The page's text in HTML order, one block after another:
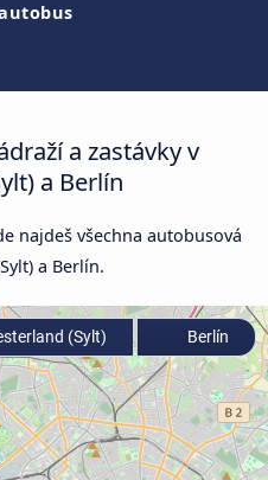
a zastávky v
a Berlín
najdeš všechna autobusová
a Berlín.
(Sylt) Berlín